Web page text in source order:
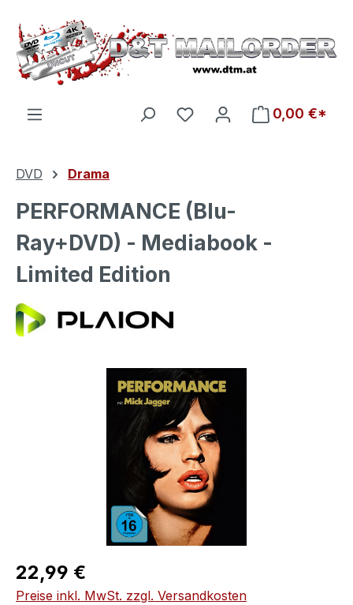
Zum Hauptinhalt springen
Du hast 0 Produkte auf
0,00 €*
DVD Drama
PERFORMANCE (Blu-
Ray+DVD) - Mediabook -
Limited Edition
Bildergalerie überspringen
Regulärer Preis:
22,99 €
Preise inkl. MwSt. zzgl. Versandkosten